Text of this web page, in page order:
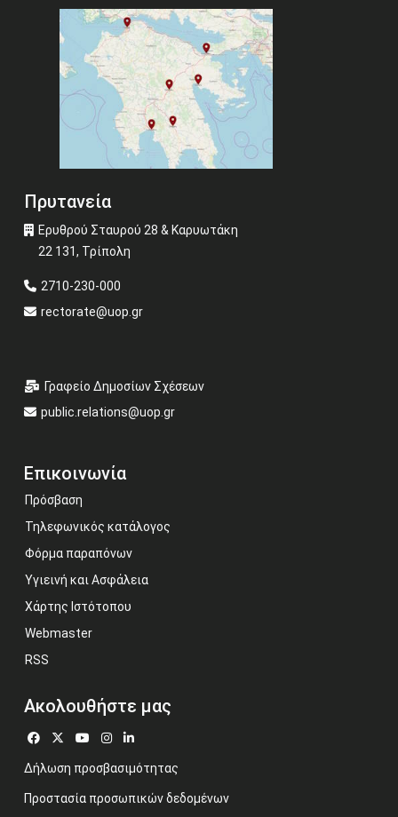
Πρυτανεία
Ερυθρού Σταυρού 28 & Καρυωτάκη
22 131, Τρίπολη
2710-230-000
rectorate@uop.gr
Γραφείο Δημοσίων Σχέσεων
public.relations@uop.gr
Επικοινωνία
Πρόσβαση
Τηλεφωνικός κατάλογος
Φόρμα παραπόνων
Υγιεινή και Ασφάλεια
Χάρτης Ιστότοπου
Webmaster
RSS
Ακολουθήστε μας
Δήλωση προσβασιμότητας
Προστασία προσωπικών δεδομένων